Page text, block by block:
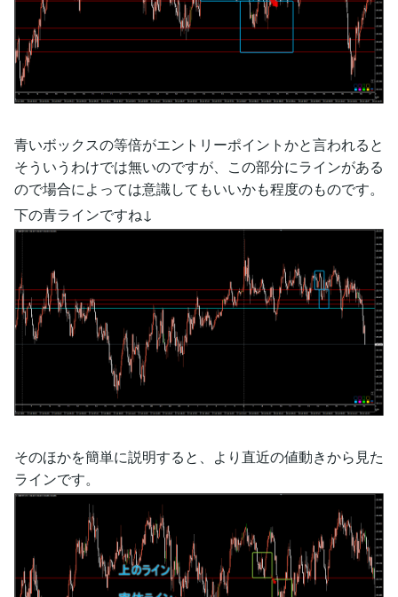
青いボックスの等倍がエントリーポイントかと言われると
そういうわけでは無いのですが、この部分にラインがある
ので場合によっては意識してもいいかも程度のものです。
下の青ラインですね↓
そのほかを簡単に説明すると、より直近の値動きから見た
ラインです。